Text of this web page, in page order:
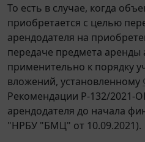
То есть в случае, когда
приобретается с целью
арендодателя на
передаче предмета аренды
применительно к порядку
вложений, установленному
Рекомендации Р-132/2021-
арендодателя до начала
"НРБУ "БМЦ" от 10.09.2021).